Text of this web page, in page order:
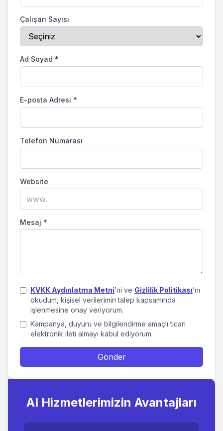
Çalışan Sayısı
Ad Soyad *
E-posta Adresi *
Telefon Numarası
Website
Mesaj *
KVKK Aydınlatma Metni’ni ve Gizlilik Politikası’nı
okudum, kişisel verilerimin talep kapsamında
işlenmesine onay veriyorum.
Kampanya, duyuru ve bilgilendirme amaçlı ticari
elektronik ileti almayı kabul ediyorum.
Gönder
AI Hizmetlerimizin Avantajları